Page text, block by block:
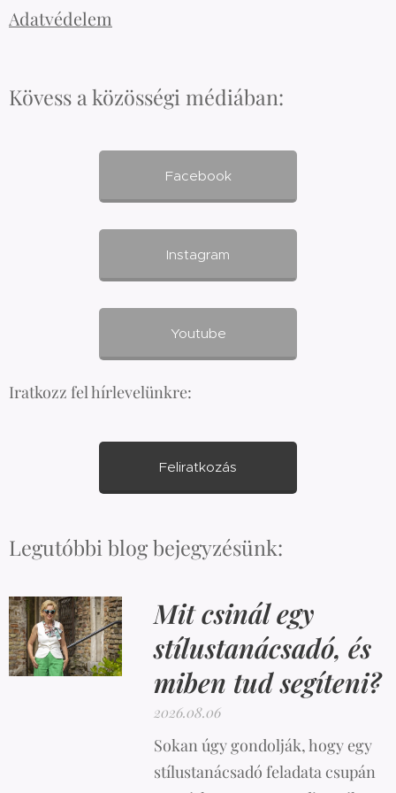
Adatvédelem
Kövess a közösségi médiában:
Facebook
Instagram
Youtube
Iratkozz fel hírlevelünkre:
Feliratkozás
Legutóbbi blog bejegyzésünk:
Mit csinál egy
stílustanácsadó, és
miben tud segíteni?
2026.08.06
Sokan úgy gondolják, hogy egy
stílustanácsadó feladata csupán